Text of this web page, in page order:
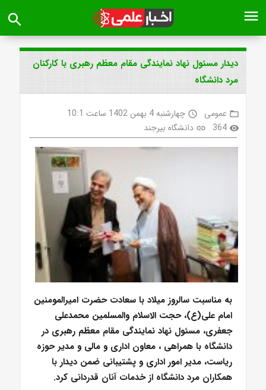
menu
search
دیدار مسئول نهاد نمایندگی مقام معظم رهبری با کارکنان
مرد دانشگاه
folder_open عمومی access_time چهارشنبه 4 بهمن 1402 ساعت 10:1
visibility
364
link دانشگاه بیرجند
به مناسبت سالروز میلاد با سعادت حضرت امیرالمومنین
امام علی(ع)، حجت الاسلام والمسلمین محمدعلی
جعفری، مسئول نهاد نمایندگی مقام معظم رهبری در
دانشگاه با همراهی ، معاون اداری و مالی و مدیر حوزه
ریاست، مدیر امور اداری و پشتیبانی ضمن دیدار با
همکاران مرد دانشگاه از خدمات آنان قدردانی کرد.